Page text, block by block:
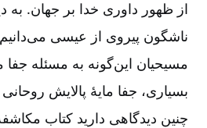
از ظهور داوری خدا بر جهان. به
ناشگون پیروی از عیسی
مسیحیان این‌‌گونه به مسئله
بسیاری، جفا مایۀ پالایش
چنین دیدگاهی دارید کتاب